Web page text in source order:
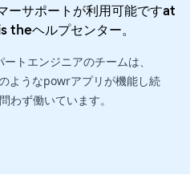
サポートが利用可能ですat
theヘルプセンター。
トエンジニアのチームは、
ようなpowrアプリが機能し続
わず働いています。